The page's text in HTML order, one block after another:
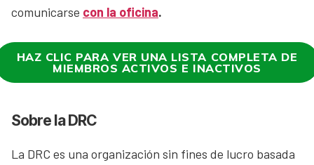
comunicarse con la oficina.
HAZ CLIC PARA VER UNA LISTA COMPLETA DE
MIEMBROS ACTIVOS E INACTIVOS
Sobre la DRC
La DRC es una organización sin fines de lucro basada